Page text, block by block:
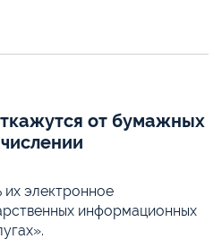
от бумажных
их электронное
информационных